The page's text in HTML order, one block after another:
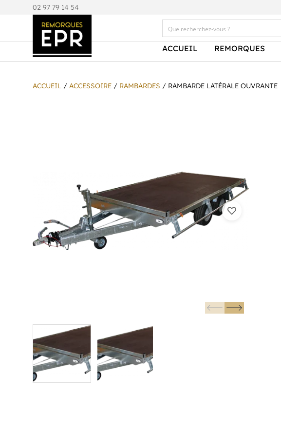
02 97 79 14 54
ACCUEIL REMORQUES
ACCUEIL /ACCESSOIRE / RAMBARDES / RAMBARDE LATÉRALE OUVRANTE